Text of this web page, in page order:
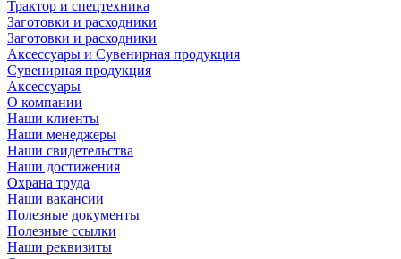
Трактор и спецтехника
Заготовки и расходники
Заготовки и расходники
Аксессуары и Сувенирная продукция
Сувенирная продукция
Аксессуары
О компании
Наши клиенты
Наши менеджеры
Наши свидетельства
Наши достижения
Охрана труда
Наши вакансии
Полезные документы
Полезные ссылки
Наши реквизиты